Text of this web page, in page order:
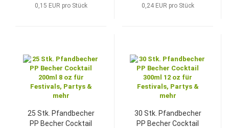
0,15 EUR pro Stück 0,24 EUR pro Stück
25 Stk. Pfandbecher
PP Becher Cocktail
30 Stk. Pfandbecher
PP Becher Cocktail